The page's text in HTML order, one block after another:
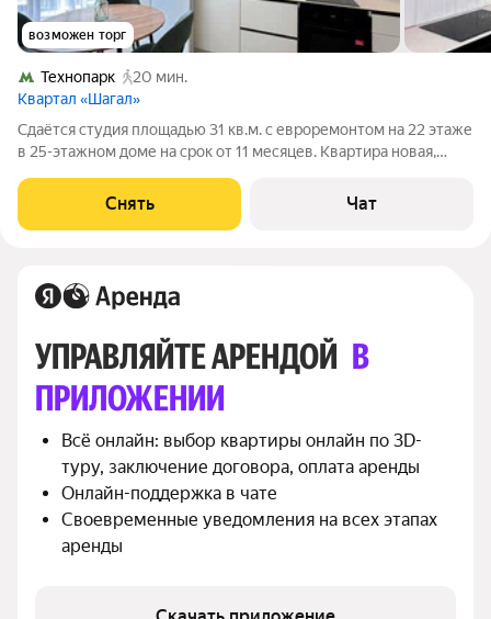
возможен торг
Технопарк
20 мин.
Квартал «Шагал»
Сдаётся студия площадью 31 кв.м. с евроремонтом на 22 этаже
в 25-этажном доме на срок от 11 месяцев. Квартира новая,
Духовой шкаф Стиральная машина Холодильник
Посудомоечная машина Кондиционер
Снять Чат
УПРАВЛЯЙТЕ АРЕНДОЙ В
ПРИЛОЖЕНИИ
Всё онлайн: выбор квартиры онлайн по 3D-
туру, заключение договора, оплата аренды
Онлайн-поддержка в чате
Своевременные уведомления на всех этапах
аренды